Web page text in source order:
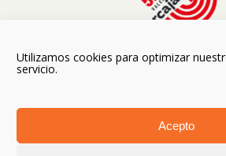
Utilizamos cookies para optimizar
servicio.
Acepto